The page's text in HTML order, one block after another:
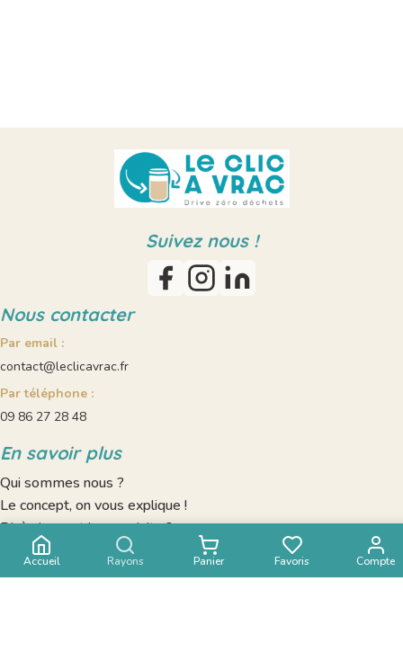
Nous contacter
Par email :
contact@leclicavrac.fr
Par téléphone :
09 86 27 28 48
En savoir plus
Qui sommes nous ?
Le concept, on vous explique !
D’où viennent les produits ?
Livraison à domicile
Nos recettes
Suivez nous !
Accueil Rayons Panier Favoris Compte